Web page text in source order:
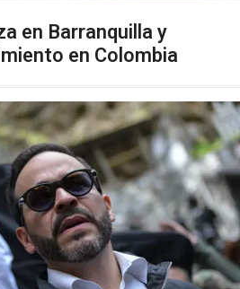
en Barranquilla y
en Colombia